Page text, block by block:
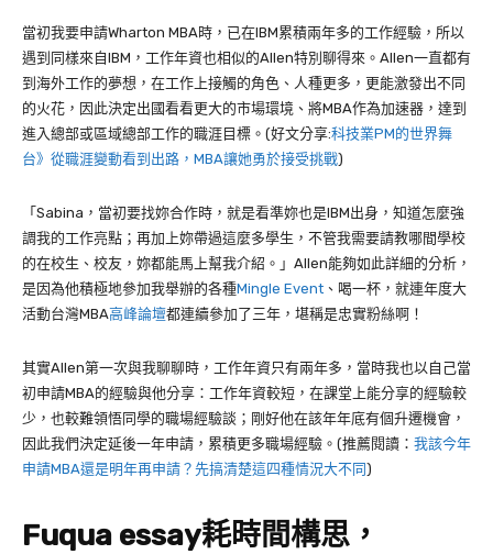
當初我要申請Wharton MBA 時，已在IBM累積兩年多的工作經驗，所以
遇到同樣來自IBM ，工作年資也相似的Allen特別聊得來。 Allen一直都有
到海外工作的夢想，在工作上接觸的角色、人種更多，更能激發出不同
的火花，因此決定出國看看更大的市場環境、將MBA作為加速器，達到
進入總部或區域總部工作的職涯目標。(好文分享:科技業PM的世界舞
台》從職涯變動看到出路，MBA讓她勇於接受挑戰)
「 Sabina ，當初要找妳合作時，就是看準妳也是IBM出身，知道怎麼強
調我的工作亮點；再加上妳帶過這麼多學生，不管我需要請教哪間學校
的在校生、校友，妳都能馬上幫我介紹。」 Allen能夠如此詳細的分析，
是因為他積極地參加我舉辦的各種Mingle Event 、喝一杯，就連年度大
活動台灣MBA高峰論壇都連續參加了三年，堪稱是忠實粉絲啊！
其實Allen第一次與我聊聊時，工作年資只有兩年多，當時我也以自己當
初申請MBA的經驗與他分享：工作年資較短，在課堂上能分享的經驗較
少，也較難領悟同學的職場經驗談；剛好他在該年年底有個升遷機會，
因此我們決定延後一年申請，累積更多職場經驗。(推薦閱讀： 我該今年
申請MBA還是明年再申請？先搞清楚這四種情況大不同)
Fuqua essay耗時間構思，